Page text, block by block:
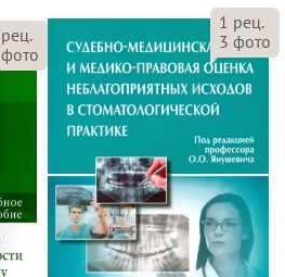
рец.
фото
1 рец.
3 фото